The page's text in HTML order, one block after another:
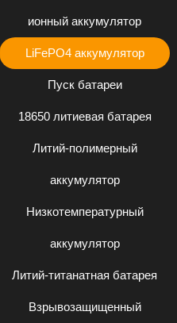
ионный аккумулятор
LiFePO4 аккумулятор
Пуск батареи
18650 литиевая батарея
Литий-полимерный
аккумулятор
Низкотемпературный
аккумулятор
Литий-титанатная батарея
Взрывозащищенный